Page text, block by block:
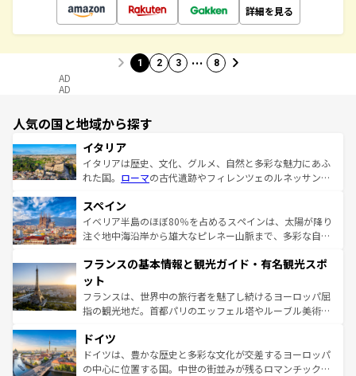
詳細を見る
1 2 3 … 8
AD
AD
人気の国と地域から探す
イタリア
イタリアは歴史、文化、グルメ、自然と多彩な魅力にあふ
れた国。 ローマの古代遺跡やフィレンツェのルネッサンス
ろん、トスカーナの美しい田園風景やアマルフィ海岸の絶
景など、自然景観も見逃せない。観光の合間には、本場の
ピザやパスタなど、絶品のイタリア料理を堪能することも
ませてくれるイタリアで、忘れられない旅をしてみよう！
なお、新着のイタリア情報は
しい。
スペイン
イベリア半島のほぼ80％を占めるスペインは、太陽が降り
注ぐ地中海沿岸から雄大なピレネー山脈まで、多彩な自然
文化が根付くこの国では、情熱的なフラメンコ、熱気あふ
れる闘牛、そして美味しいタパスが生活の一部となってい
る。首都マドリードの洗練された雰囲気や、バルセロナの
アートに溢れた街角から、地方では古代ローマ遺跡や中世
せる。地方によって風土や気候が異なるスペインはその個
性で訪れる人を魅了する。 なお、新着のスペイン情報は コ
ンテンツ一覧を参照してほしい。
フランスの基本情報と観光ガイド・有名観光スポ
ット
フランスは、世界中の旅行者を魅了し続けるヨーロッパ屈
指の観光地だ。首都パリのエッフェル塔やルーブル美術館
で、幅広い魅力が詰まっている。華麗な宮殿、歴史的な大
聖堂、美しいビーチ、そして豊かな自然が、訪れる者を心
から魅了する。また、フランスは美食の国としても知ら
ドイツ
ドイツは、豊かな歴史と多彩な文化が交差するヨーロッパ
の中心に位置する国。中世の街並みが残るロマンチック街